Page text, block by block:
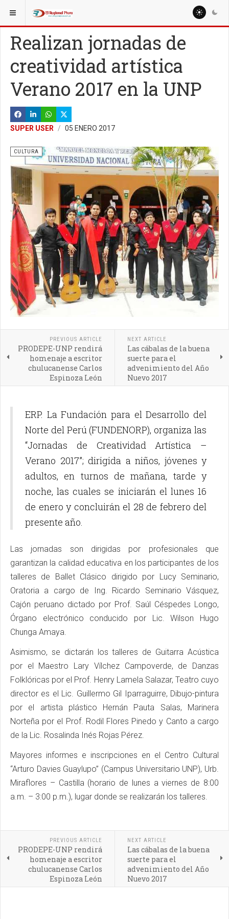
ESTÁ AQUÍ: MISCELANEAS
Realizan jornadas de
creatividad artística
Verano 2017 en la UNP
SUPER USER 05 ENERO 2017
CULTURA
PREVIOUS ARTICLE
PRODEPE-UNP rendirá
homenaje a escritor
chulucanense Carlos
Espinoza León
NEXT ARTICLE
Las cábalas de la buena
suerte para el
advenimiento del Año
Nuevo 2017
ERP. La Fundación para el Desarrollo del
Norte del Perú (FUNDENORP), organiza las
“Jornadas de Creatividad Artística –
Verano 2017”; dirigida a niños, jóvenes y
adultos, en turnos de mañana, tarde y
noche, las cuales se iniciarán el lunes 16
de enero y concluirán el 28 de febrero del
presente año.
Las jornadas son dirigidas por profesionales que
garantizan la calidad educativa en los participantes de los
talleres de Ballet Clásico dirigido por Lucy Seminario,
Oratoria a cargo de Ing. Ricardo Seminario Vásquez,
Cajón peruano dictado por Prof. Saúl Céspedes Longo,
Órgano electrónico conducido por Lic. Wilson Hugo
Chunga Amaya.
Asimismo, se dictarán los talleres de Guitarra Acústica
por el Maestro Lary Vílchez Campoverde, de Danzas
Folklóricas por el Prof. Henry Lamela Salazar, Teatro cuyo
director es el Lic. Guillermo Gil Iparraguirre, Dibujo-pintura
por el artista plástico Hernán Pauta Salas, Marinera
Norteña por el Prof. Rodil Flores Pinedo y Canto a cargo
de la Lic. Rosalinda Inés Rojas Pérez.
Mayores informes e inscripciones en el Centro Cultural
“Arturo Davies Guaylupo” (Campus Universitario UNP), Urb.
Miraflores – Castilla (horario de lunes a viernes de 8:00
a.m. – 3:00 p.m.), lugar donde se realizarán los talleres.
PREVIOUS ARTICLE
PRODEPE-UNP rendirá
homenaje a escritor
chulucanense Carlos
Espinoza León
NEXT ARTICLE
Las cábalas de la buena
suerte para el
advenimiento del Año
Nuevo 2017